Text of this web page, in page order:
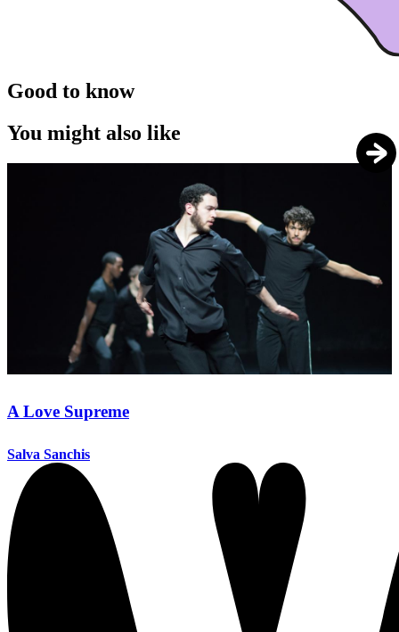
Good to know
You might also like
A Love Supreme
Salva Sanchis